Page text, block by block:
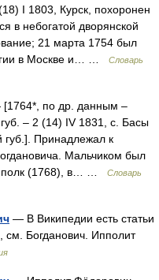
I 1803, Курск, похоронен
в небогатой дворянской
21 марта 1754 был
в Москве и… …
Словарь
по др. данным –
– 2 (14) IV 1831, с. Басы
губ.]. Принадлежал к
Мальчиком был
полк (1768), в… …
Словарь
— В Википедии есть статьи
см. Богданович. Ипполит